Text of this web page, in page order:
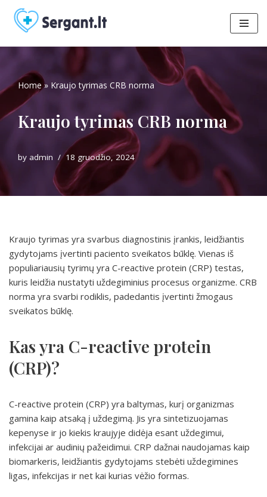
Skip
to
content
Home» Kraujo tyrimas CRB norma
Kraujo tyrimas CRB norma
by admin 18 gruodžio, 2024
Kraujo tyrimas yra svarbus diagnostinis įrankis, leidžiantis
gydytojams įvertinti paciento sveikatos būklę. Vienas iš
populiariausių tyrimų yra C-reactive protein (CRP) testas,
kuris leidžia nustatyti uždegiminius procesus organizme. CRB
norma yra svarbi rodiklis, padedantis įvertinti žmogaus
sveikatos būklę.
Kas yra C-reactive protein
(CRP)?
C-reactive protein (CRP) yra baltymas, kurį organizmas
gamina kaip atsaką į uždegimą. Jis yra sintetizuojamas
kepenyse ir jo kiekis kraujyje didėja esant uždegimui,
infekcijai ar audinių pažeidimui. CRP dažnai naudojamas kaip
biomarkeris, leidžiantis gydytojams stebėti uždegimines
ligas, infekcijas ir net kai kurias vėžio formas.